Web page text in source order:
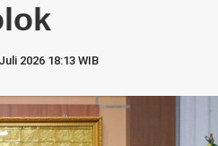
2026 18:13 WIB